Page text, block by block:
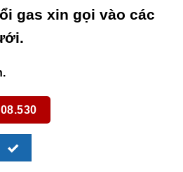
gas xin gọi vào các